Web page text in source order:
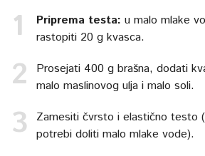
Priprema testa: u malo mlake
rastopiti 20 g kvasca.
Prosejati 400 g brašna, dodati
malo maslinovog ulja i malo soli.
Zamesiti čvrsto i elastično testo
potrebi doliti malo mlake vode).